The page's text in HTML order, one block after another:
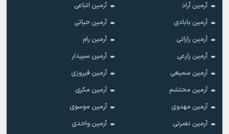
آرمین آراد
آرمین اتباعی
آرمین بابادی
آرمین حیاتی
آرمین رازانی
آرمین رام
آرمین زارعی
آرمین سپیدار
آرمین سمیعی
آرمین فیروزی
آرمین محتشم
آرمین مکری
آرمین مهدوی
آرمین موسوی
آرمین نصرتی
آرمین واحدی